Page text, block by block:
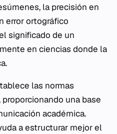
la precisión en
error ortográfico
significado de un
en ciencias donde la
las normas
una base
académica.
a estructurar mejor el